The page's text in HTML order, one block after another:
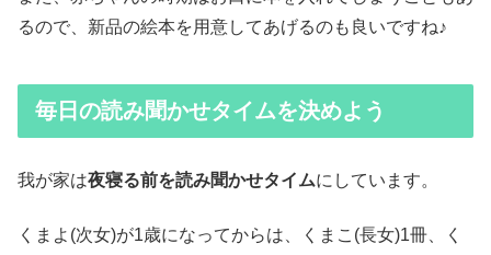
るので、新品の絵本を用意してあげるのも良いですね♪
毎日の読み聞かせタイムを決めよう
我が家は夜寝る前を読み聞かせタイムにしています。
くまよ(次女)が1歳になってからは、くまこ(長女)1冊、く